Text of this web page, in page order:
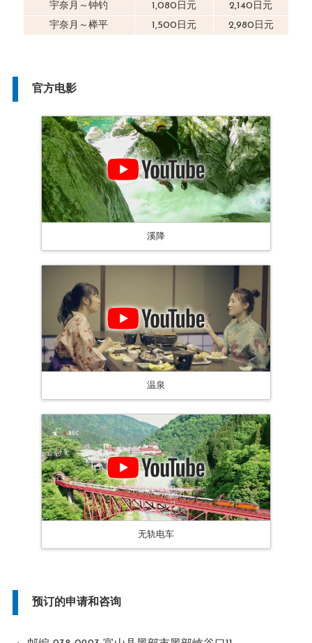
宇奈月～钟钓 1,080日元
2,140日元
宇奈月～榉平
1,500日元 2,980日元
官方电影
溪降
温泉
无轨电车
预订的申请和咨询